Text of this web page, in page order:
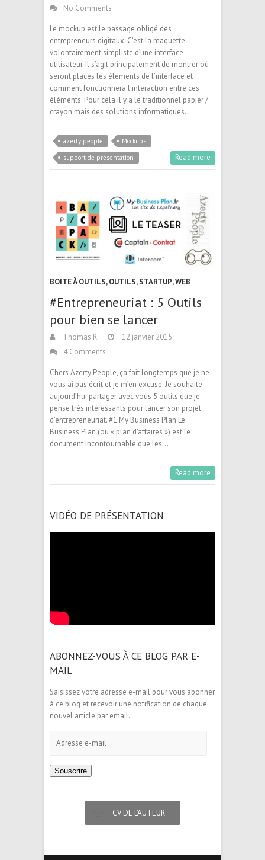
No Comments
Le mockup est le passage obligé des
entrepreneurs digitaux. C’est la maquette
volontairement simpliste d’une interface
utilisateur. Il s’agit principalement de montrer où
seront placés les éléments de l’interface et
comment fonctionnera l’interaction entre ces
éléments. Pour cela il y a le traditionnel papier /
crayon mais des solutions informatiques…
azerty people
Mockups
support de présentation
Read more
BOITE À OUTILS,OUTILS,STARTUP,WEB
#Entrepreneuriat : 5 Outils
pour bien se lancer
Thomas R.
12 janvier 2015
4 Comments
Chers Azerty People, ça fait longtemps que je ne
vous ai pas écrit et je m’en excuse. Je souhaite
aujourd’hui partager avec vous 5 outils que je
pense très intéressants pour lancer son projet
d’entrepreneuriat. #1 My Business Plan Le
Business Plan (ou « plan d’affaires ») est le
document incontournable que les…
Read more
VIDÉO DE PRÉSENTATION
ABONNEZ-VOUS À CE BLOG PAR E-
MAIL
Saisissez votre adresse e-mail pour vous abonner
à ce blog et recevoir une notification de chaque
nouvel article par email.
Souscrire
CV DE L'AUTEUR